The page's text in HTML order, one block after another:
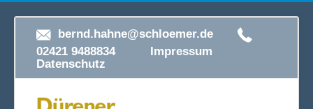
bernd.hahne@schloemer.de
02421 9488834 Impressum
Datenschutz